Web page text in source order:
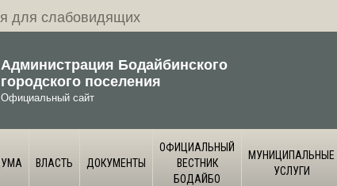
для слабовидящих
Администрация Бодайбинского
городского поселения
Официальный сайт
ВЛАСТЬ ДОКУМЕНТЫ
ОФИЦИАЛЬНЫЙ
ВЕСТНИК
БОДАЙБО
МУНИЦИПАЛЬНЫЕ
УСЛУГИ